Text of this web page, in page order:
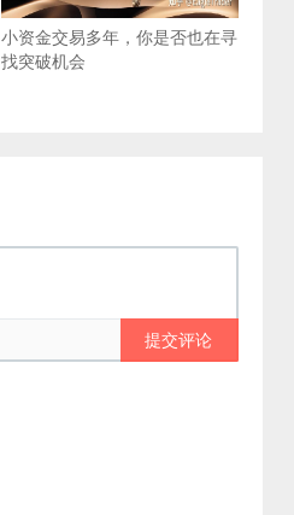
小资金交易多年，你是否也在寻
找突破机会
提交评论